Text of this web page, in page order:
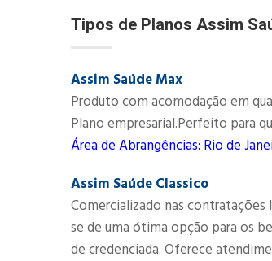
Tipos de Planos Assim
Assim Saúde Max
Produto com acomodação em
Plano empresarial.Perfeito para
Área de Abrangências: Rio de
Assim Saúde Classico
Comercializado nas
se de uma ótima opção para os
de credenciada. Oferece